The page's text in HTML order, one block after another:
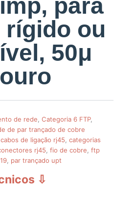
para
rígido ou
50μ
ouro
de rede ,Categoria 6 FTP,
de par trançado de cobre
,cabos de ligação rj45 ,categorias
rj45 ,fio de cobre ,ftp
par trançado upt
⇩